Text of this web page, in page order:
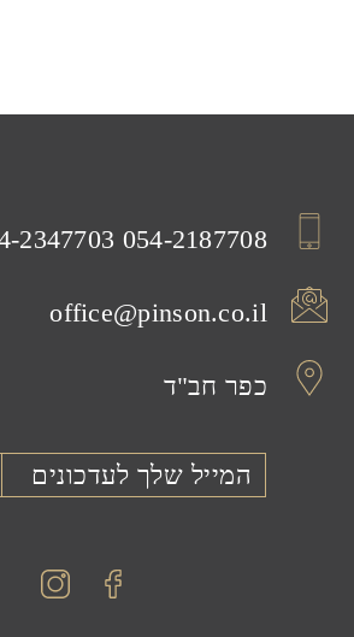
054-2187708
2347703
office@pinson.co.il
כפר חב"ד